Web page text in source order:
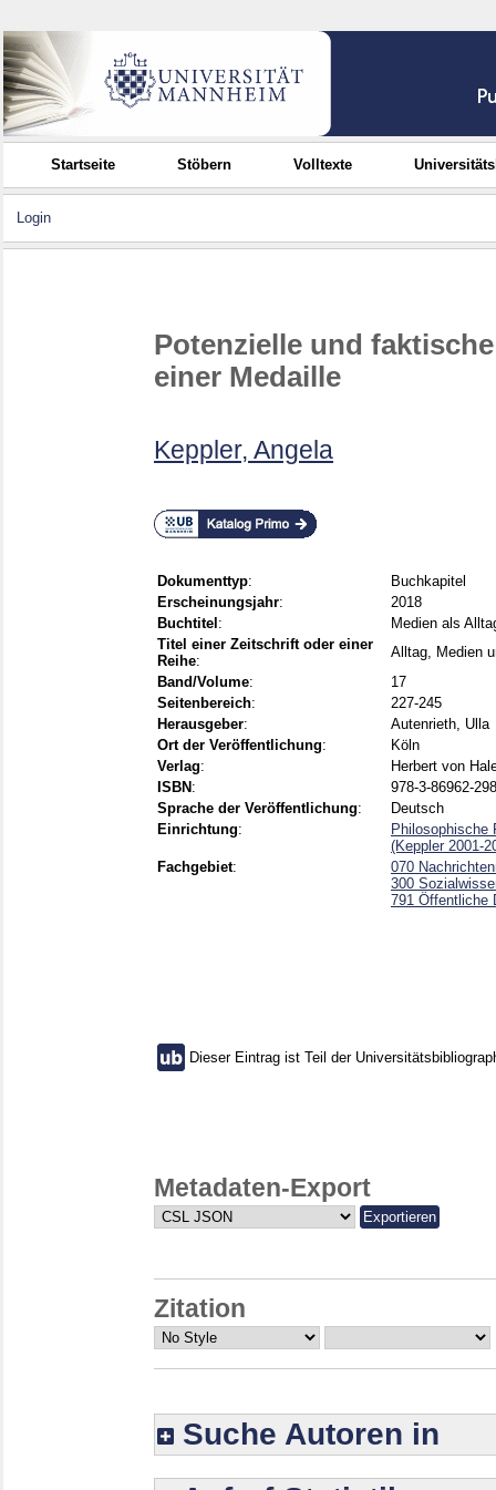
Startseite Stöbern Volltexte
Login
Potenzielle und
einer Medaille
Keppler, Angela
Dokumenttyp:
Buchkapitel
Erscheinungsjahr:
2018
Buchtitel :
Medien als
Titel einer Zeitschrift oder einer
Reihe:
Alltag, Medien
Band/Volume:
17
Seitenbereich:
227-245
Herausgeber:
Autenrieth, Ulla
Ort der Veröffentlichung:
Köln
Verlag:
Herbert von
ISBN :
978-3-86962-
Sprache der Veröffentlichung:
Deutsch
Einrichtung:
Philosophische
(Keppler 2001-
Fachgebiet:
070
300
791 Öffentliche
Dieser Eintrag ist Teil der
Metadaten-Export
Zitation
Suche Autoren in